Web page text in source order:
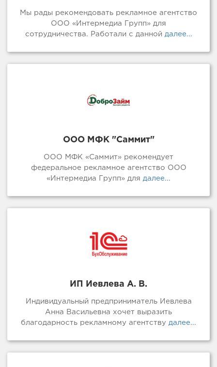
Мы рады рекомендовать рекламное агентство
ООО «Интермедиа Групп» для
сотрудничества. Работали с даннойдалее...
ООО МФК "Саммит"
ООО МФК «Саммит» рекомендует
федеральное рекламное агентство ООО
«Интермедиа Групп» для далее...
ИП Иевлева А. В.
Индивидуальный предприниматель Иевлева
Анна Васильевна хочет выразить
благодарность рекламному агентству далее...